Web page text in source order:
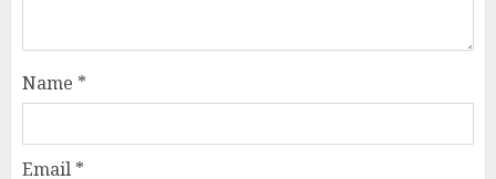
Name *
Email *